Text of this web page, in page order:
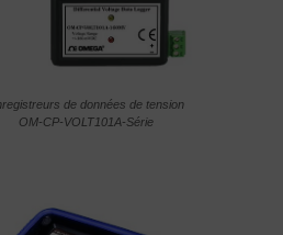
de données de tension
OM-CP-VOLT101A-Série